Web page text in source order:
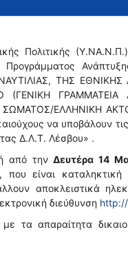
Πολιτικής
ΤΗΣ ΕΘΝΙΚΗΣ
ΓΡΑΜΜΑΤΕΙΑ
ΕΛΛΗΝΙΚΗ
να υποβάλουν
Δ.Λ.Τ. Λέσβου» .
από τηνΔευτέρα 14
, που είναι
αποκλειστικά
διεύθυνση
τα απαραίτητα